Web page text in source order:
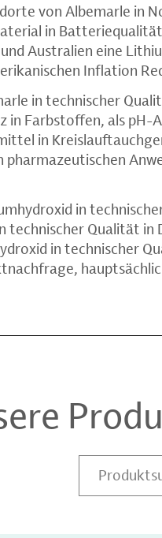
von Albemarle in
in
Australien eine
Inflation
in technischer
in Farbstoffen, als pH-
in
pharmazeutischen
in
Qualität in
in technischer